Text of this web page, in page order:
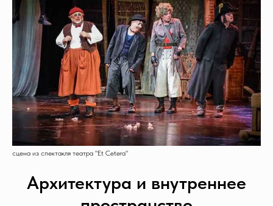
сцена из спектакля театра "Et Cetera"
Архитектура и внутреннее